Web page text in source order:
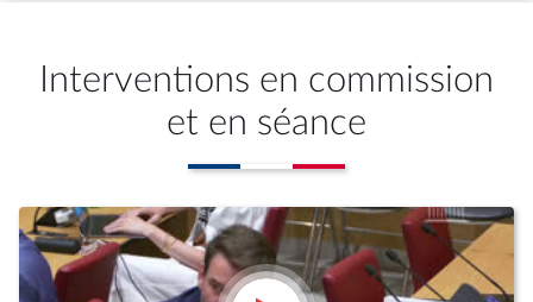
Interventions en commission
et en séance